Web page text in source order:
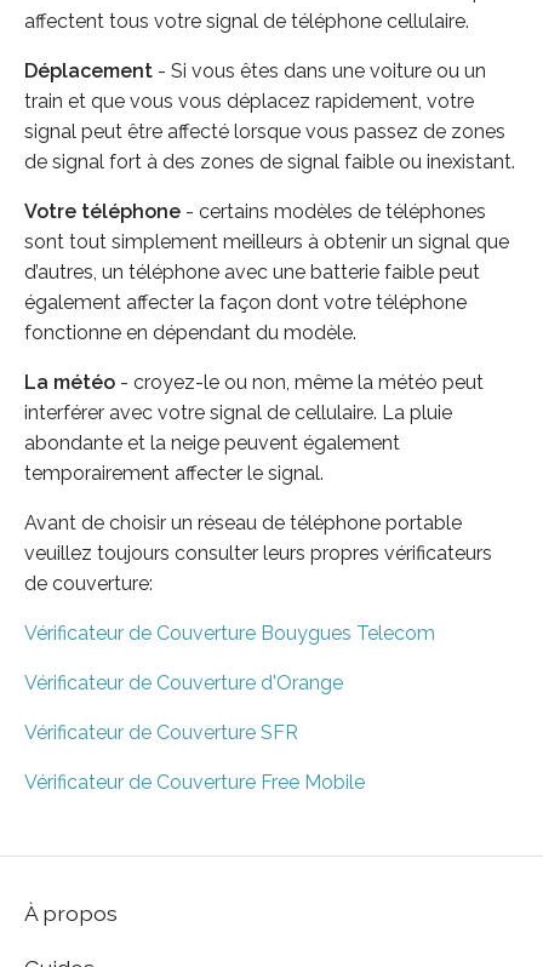
affectent tous votre signal de téléphone cellulaire.
Déplacement - Si vous êtes dans une voiture ou un
train et que vous vous déplacez rapidement, votre
signal peut être affecté lorsque vous passez de zones
de signal fort à des zones de signal faible ou inexistant.
Votre téléphone - certains modèles de téléphones
sont tout simplement meilleurs à obtenir un signal que
d’autres, un téléphone avec une batterie faible peut
également affecter la façon dont votre téléphone
fonctionne en dépendant du modèle.
La météo - croyez-le ou non, même la météo peut
interférer avec votre signal de cellulaire. La pluie
abondante et la neige peuvent également
temporairement affecter le signal.
Avant de choisir un réseau de téléphone portable
veuillez toujours consulter leurs propres vérificateurs
de couverture:
Vérificateur de Couverture Bouygues Telecom
Vérificateur de Couverture d'Orange
Vérificateur de Couverture SFR
Vérificateur de Couverture Free Mobile
À propos